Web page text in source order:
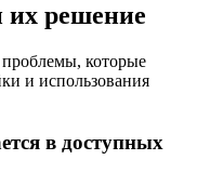
решение
проблемы, которые
и использования
в доступных